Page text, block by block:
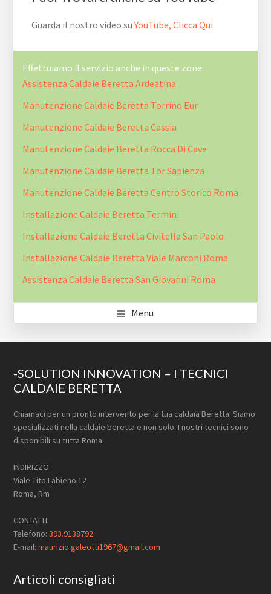
Guarda il nostro video suYouTube, Clicca Qui
Effettuiamo il servizio anche in queste zone:
Assistenza Caldaie Beretta Ardeatina
Manutenzione Caldaie Beretta Torrino Eur
Manutenzione Caldaie Beretta Cassia
Manutenzione Caldaie Beretta Rocca Di Cave
Manutenzione Caldaie Beretta Tor Sapienza
Manutenzione Caldaie Beretta Centro Storico Roma
Installazione Caldaie Beretta Termini
Installazione Caldaie Beretta Civitella San Paolo
Installazione Caldaie Beretta Viale Marconi Roma
Assistenza Caldaie Beretta San Giovanni Roma
Menu
Footer
-SOLUTION INNOVATION – I TECNICI
CALDAIE BERETTA
Chiamaci per un pronto intervento per la tua caldaia Beretta. Siamo
specializzati nella caldaie beretta e non solo. I nostri tecnici sono
disponibili su tutta Roma.
INDIRIZZO:
Viale Tito Labieno 12
Roma, Rm
CONTATTI:
Telefono:393.9138792
E-mail:maurizio.galeotti1967@gmail.com
Articoli consigliati